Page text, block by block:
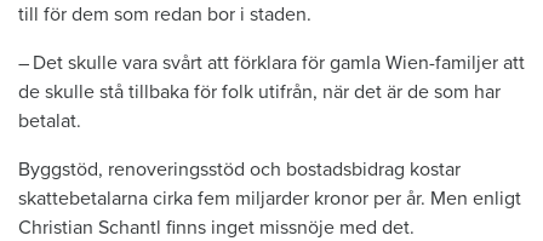
till för dem som redan bor i staden.
– Det skulle vara svårt att förklara för gamla Wien-familjer att
de skulle stå tillbaka för folk utifrån, när det är de som har
betalat.
Byggstöd, renoveringsstöd och bostadsbidrag ­kostar
skattebetalarna cirka fem miljarder kronor per år. Men enligt
Christian Schantl finns inget missnöje med det.